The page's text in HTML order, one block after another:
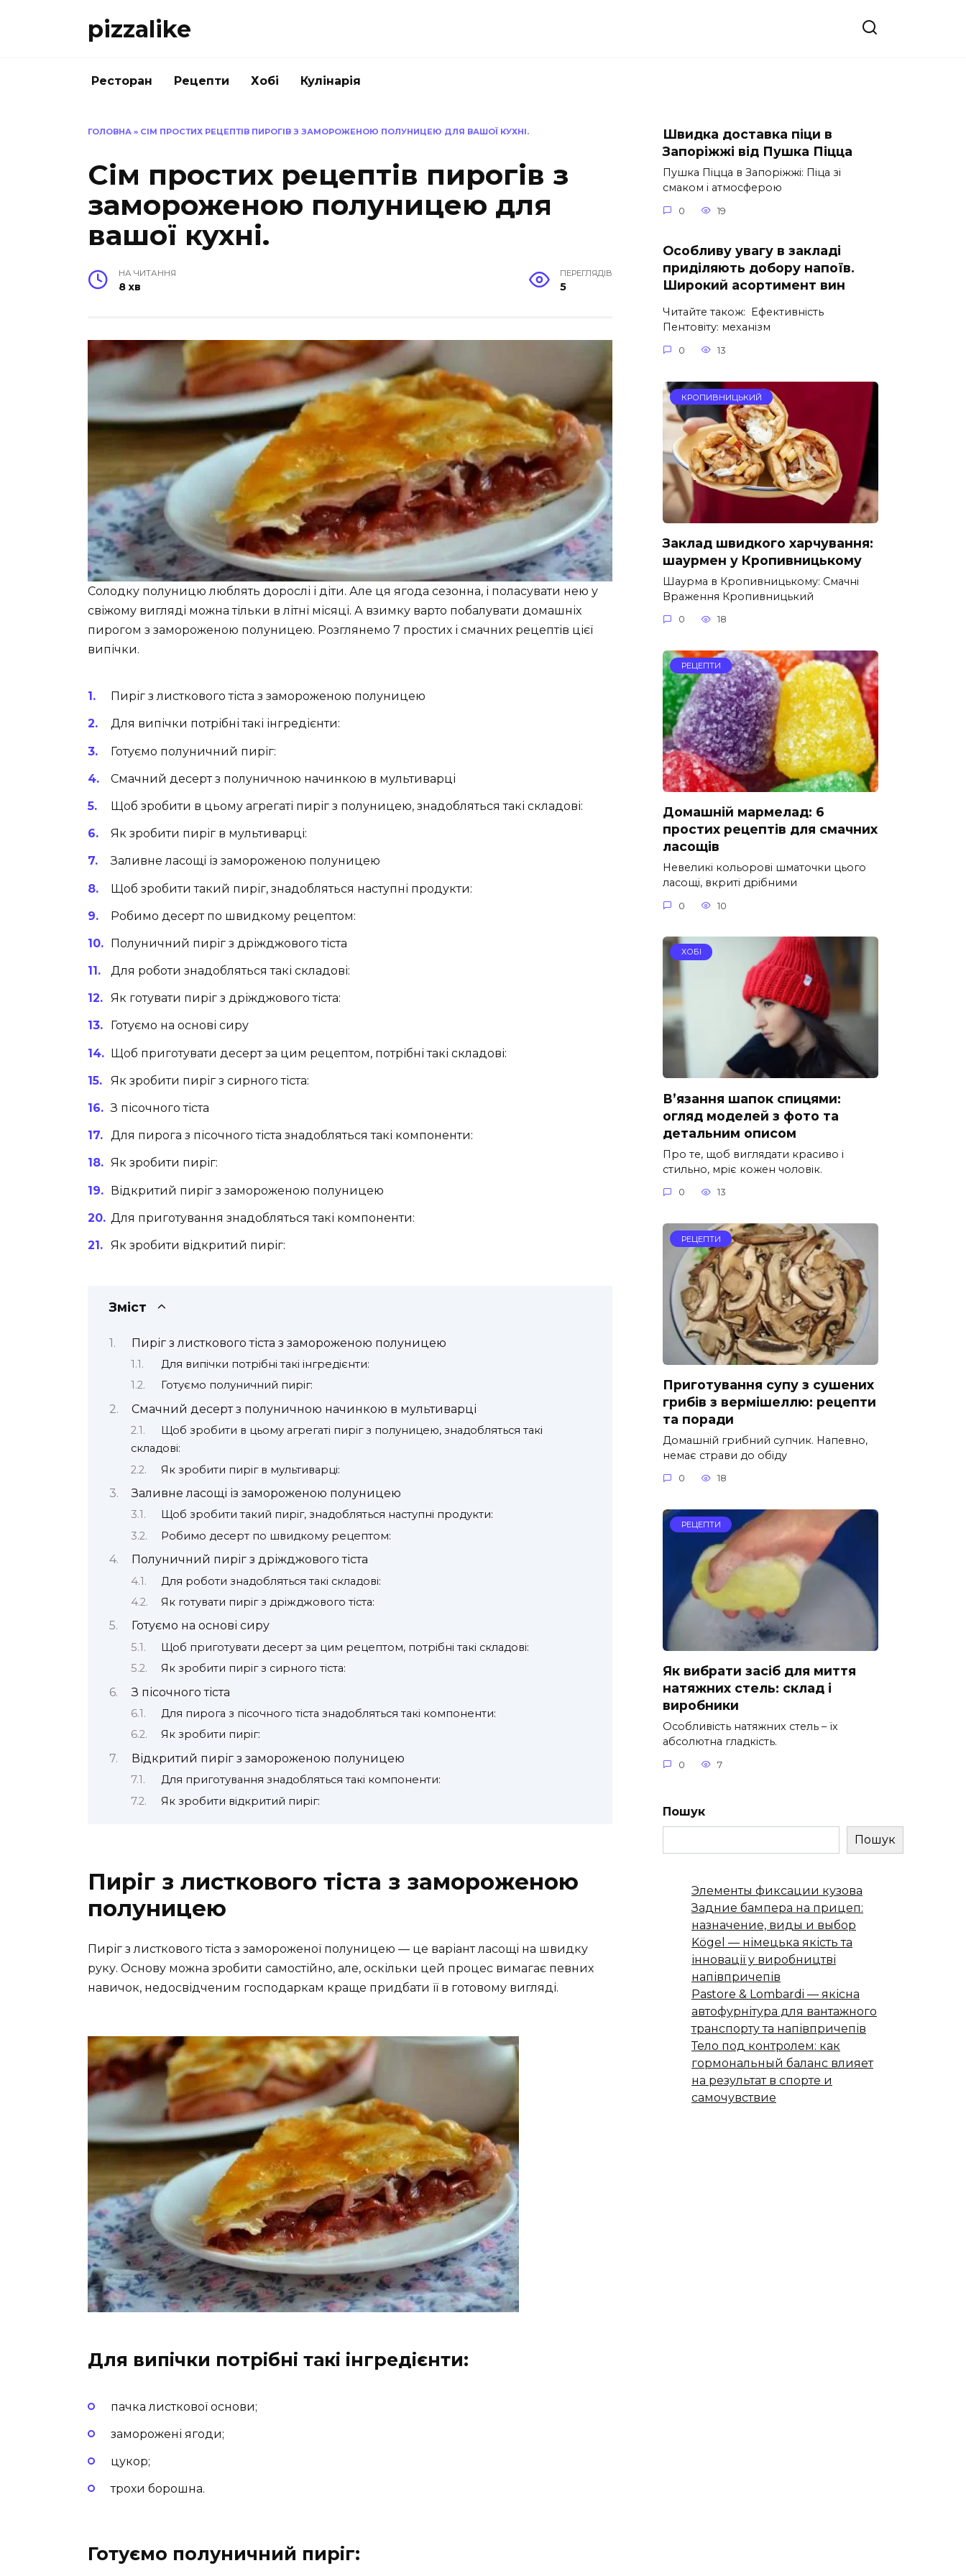
pizzalike
Ресторан Рецепти Хобі Кулінарія
ГОЛОВНА » СІМ ПРОСТИХ РЕЦЕПТІВ ПИРОГІВ З ЗАМОРОЖЕНОЮ ПОЛУНИЦЕЮ ДЛЯ ВАШОЇ КУХНІ.
Сім простих рецептів пирогів з
замороженою полуницею для
вашої кухні.
НА ЧИТАННЯ
8 хв
ПЕРЕГЛЯДІВ
5
Солодку полуницю люблять дорослі і діти. Але ця ягода сезонна, і поласувати нею у
свіжому вигляді можна тільки в літні місяці. А взимку варто побалувати домашніх
пирогом з замороженою полуницею. Розглянемо 7 простих і смачних рецептів цієї
випічки.
Пиріг з листкового тіста з замороженою полуницею
Для випічки потрібні такі інгредієнти:
Готуємо полуничний пиріг:
Смачний десерт з полуничною начинкою в мультиварці
Щоб зробити в цьому агрегаті пиріг з полуницею, знадобляться такі складові:
Як зробити пиріг в мультиварці:
Заливне ласощі із замороженою полуницею
Щоб зробити такий пиріг, знадобляться наступні продукти:
Робимо десерт по швидкому рецептом:
Полуничний пиріг з дріжджового тіста
Для роботи знадобляться такі складові:
Як готувати пиріг з дріжджового тіста:
Готуємо на основі сиру
Щоб приготувати десерт за цим рецептом, потрібні такі складові:
Як зробити пиріг з сирного тіста:
З пісочного тіста
Для пирога з пісочного тіста знадобляться такі компоненти:
Як зробити пиріг:
Відкритий пиріг з замороженою полуницею
Для приготування знадобляться такі компоненти:
Як зробити відкритий пиріг:
Зміст
Пиріг з листкового тіста з замороженою полуницею
Для випічки потрібні такі інгредієнти:
Готуємо полуничний пиріг:
Смачний десерт з полуничною начинкою в мультиварці
Щоб зробити в цьому агрегаті пиріг з полуницею, знадобляться такі
складові:
Як зробити пиріг в мультиварці:
Заливне ласощі із замороженою полуницею
Щоб зробити такий пиріг, знадобляться наступні продукти:
Робимо десерт по швидкому рецептом:
Полуничний пиріг з дріжджового тіста
Для роботи знадобляться такі складові:
Як готувати пиріг з дріжджового тіста:
Готуємо на основі сиру
Щоб приготувати десерт за цим рецептом, потрібні такі складові:
Як зробити пиріг з сирного тіста:
З пісочного тіста
Для пирога з пісочного тіста знадобляться такі компоненти:
Як зробити пиріг:
Відкритий пиріг з замороженою полуницею
Для приготування знадобляться такі компоненти:
Як зробити відкритий пиріг:
Пиріг з листкового тіста з замороженою
полуницею
Пиріг з листкового тіста з замороженої полуницею — це варіант ласощі на швидку
руку. Основу можна зробити самостійно, але, оскільки цей процес вимагає певних
навичок, недосвідченим господаркам краще придбати її в готовому вигляді.
Для випічки потрібні такі інгредієнти:
пачка листкової основи;
заморожені ягоди;
цукор;
трохи борошна.
Готуємо полуничний пиріг:
Швидка доставка піци в
Запоріжжі від Пушка Піцца
Пушка Піцца в Запоріжжі: Піца зі
смаком і атмосферою
0 19
Особливу увагу в закладі
приділяють добору напоїв.
Широкий асортимент вин
Читайте також: Ефективність
Пентовіту: механізм
0 13
КРОПИВНИЦЬКИЙ
Заклад швидкого харчування:
шаурмен у Кропивницькому
Шаурма в Кропивницькому: Смачні
Враження Кропивницький
0 18
РЕЦЕПТИ
Домашній мармелад: 6
простих рецептів для смачних
ласощів
Невеликі кольорові шматочки цього
ласощі, вкриті дрібними
0 10
ХОБІ
В’язання шапок спицями:
огляд моделей з фото та
детальним описом
Про те, щоб виглядати красиво і
стильно, мріє кожен чоловік.
0 13
РЕЦЕПТИ
Приготування супу з сушених
грибів з вермішеллю: рецепти
та поради
Домашній грибний супчик. Напевно,
немає страви до обіду
0 18
РЕЦЕПТИ
Як вибрати засіб для миття
натяжних стель: склад і
виробники
Особливість натяжних стель – їх
абсолютна гладкість.
0 7
Пошук
Пошук
Элементы фиксации кузова
Задние бампера на прицеп:
назначение, виды и выбор
Kögel — німецька якість та
інновації у виробництві
напівпричепів
Pastore & Lombardi — якісна
автофурнітура для вантажного
транспорту та напівпричепів
Тело под контролем: как
гормональный баланс влияет
на результат в спорте и
самочувствие